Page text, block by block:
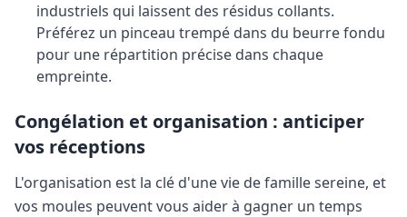
industriels qui laissent des résidus collants.
Préférez un pinceau trempé dans du beurre fondu
pour une répartition précise dans chaque
empreinte.
Congélation et organisation : anticiper
vos réceptions
L'organisation est la clé d'une vie de famille sereine, et
vos moules peuvent vous aider à gagner un temps